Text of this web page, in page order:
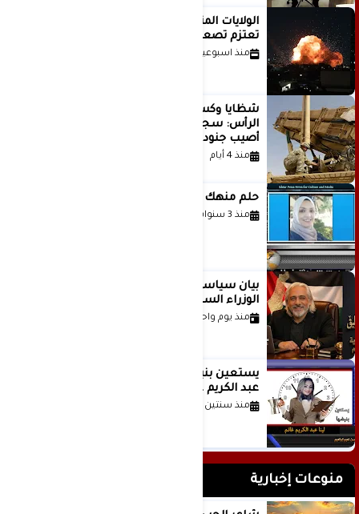
الولايات المتحدة أبلغت إسرائيل بأنها
تعتزم تصعيد هجماتها على إيران
منذ اسبوعين
شظايا وكسور في العظام وإصابات في
الرأس: سجلات جديدة تكشف كيف
أصيب جنود أمريكيون في الحرب الإيرانية
منذ 4 أيام
حلم منهك للشاعرة رانيا فخري موسى
منذ 3 سنوات
بيان سياسي رداً على موقف مجلس
الوزراء السعودي
منذ يوم واحد
عبد الكريم غانم
منذ سنتين
منوعات إخبارية